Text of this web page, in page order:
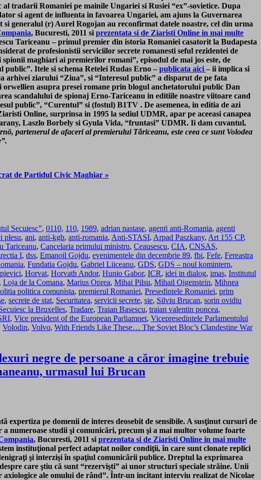
tradarii Romaniei pe mainile Ungariei si Rusiei “ex”-sovietice. Dupa
si agent de influenta in favoarea Ungariei, am ajuns la Guvernarea
generalul (r) Aurel Rogojan au reconfirmat datele noastre, cel din urma
, Bucuresti, 2011 si prezentata si de Ziaristi Online in mai multe
Tariceanu – primul premier din istoria Romaniei casatorit la Budapesta
de profesionistii serviciilor secrete romanesti seful rezidentei de
maghiari ai premierilor romani”, episodul de mai jos este, de
public”. Itele si schema Retelei Rudas Erno – publicata aici – ii implica si
ziarului “Ziua”, si “Interesul public” a disparut de pe fata
asupra presei romane prin blogul anchetatorului public Dan
scandalului de spionaj Erno-Tariceanu in editiile noastre viitoare cand
public”, “Curentul” si (fostul) B1TV . De asemenea, in editia de azi
Online, surprinsa in 1995 la sediul UDMR, apar pe aceeasi canapea
Laszlo Borbely si Gyula Vida, “fruntasi” UDMR. Ii dam cuvantul,
partenerul de afaceri al premierului Tăriceanu, este ceea ce sunt Volodea
de Partidul Civic Maghiar »
Secuiesc”, 0110, 110, 1989, adrian nastase, agenti anti-Romania, agenti
plesu, ani, anti-kgb, anti-romania, Anti-STASI, Arpad Paszkany, Art 155 CP,
Tariceanu, Cancelaria primului ministru, Ceausescu, CIA, CNSAS,
I, dss, Emanoil Gojdu, evenimentele din decembrie 89, fbi, Fefe, Fereastra
, Fundatia Gojdu, Gabriel Liiceanu, GDS, GDS – noul komintern,
, Horvat, Horvath Andor, Hunio Gabor, ICR, idei in dialog, imas, Institutul
, Loja de la Comana, Marius Oprea, Mihai Pilsu, Mihail Oigenstein, Mihnea
politica comunista, premierul Romaniei, Presedintele Romaniei, prim
, secrete de stat, Securitatea, servicii secrete, sie, Silviu Brucan, sorin ovidiu
la Bruxelles, Tradare, Traian Basescu, traian valentin poncea,
, Vice president of the European Parliamnet, Vicepresedintele Parlamentului
Volodin, Volvo, With Friends Like These… The Soviet Bloc’s Clandestine War
negre de persoane a căror imagine trebuie
urmasul lui Brucan
pe domenii de interes deosebit de sensibile. A susţinut cursuri de
numeroase studii şi comunicări, precum şi a mai multor volume foarte
, Bucuresti, 2011 si prezentata si de Ziaristi Online in mai multe
instituţional perfect adaptat noilor condiţii, în care sunt clonate replici
şi interzişi în spaţiul comunicării publice. Dreptul la exprimarea
care ştiu că sunt “rezervişti” ai unor structuri speciale străine. Unii
ale omului de rând”. Într-un incitant interviu realizat de Nicolae